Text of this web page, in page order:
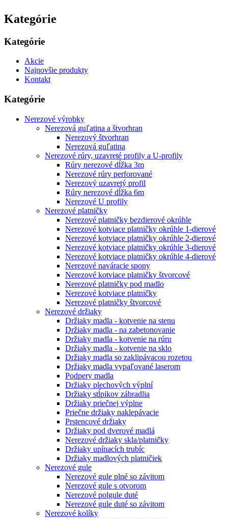
Kategórie
Kategórie
Akcie
Najnovšie produkty
Kontakt
Kategórie
Nerezové výrobky
Nerezová guľatina a štvorhran
Nerezový štvorhran
Nerezová guľatina
Nerezové rúry, uzavreté profily a U-profily
Rúry nerezové dĺžka 3m
Nerezové rúry perforované
Nerezový uzavretý profil
Rúry nerezové dĺžka 6m
Nerezové U profily
Nerezové platničky
Nerezové platničky bezdierové okrúhle
Nerezové kotviace platničky okrúhle 1-dierové
Nerezové kotviace platničky okrúhle 2-dierové
Nerezové kotviace platničky okrúhle 3-dierové
Nerezové kotviace platničky okrúhle 4-dierové
Nerezové naváracie spony
Nerezové kotviace platničky štvorcové
Nerezové platničky pod madlo
Nerezové kotviace platničky
Nerezové platničky štvorcové
Nerezové držiaky
Držiaky madla - kotvenie na stenu
Držiaky madla - na zabetonovanie
Držiaky madla - kotvenie na rúru
Držiaky madla - kotvenie na sklo
Držiaky madla so zaklipávacou rozetou
Držiaky madla vypaľované laserom
Podpery madla
Držiaky plechových výplní
Držiaky stĺpikov zábradlia
Držiaky priečnej výplne
Priečne držiaky naklepávacie
Prstencové držiaky
Držiaky pod dverové madlá
Nerezové držiaky skla/platničky
Držiaky upínacích trubíc
Držiaky madlových platničiek
Nerezové gule
Nerezové gule plné so závitom
Nerezové gule s otvorom
Nerezové polgule duté
Nerezové gule duté so závitom
Nerezové kolíky